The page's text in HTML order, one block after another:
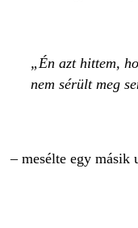
Én azt hittem,
nem sérült meg
– mesélte egy másik